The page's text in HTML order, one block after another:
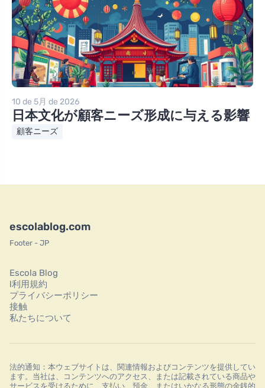
10 de 5月 de 2026
日本文化が顧客ニーズ形成に与える影響
顧客ニーズ
escolablog.com
Footer - JP
Escola Blog
l利用規約
プライバシーポリシー
接触
私たちについて
法的通知：本ウェブサイトは、関連情報およびコンテンツを提供してい
ます。当社は、コンテンツへのアクセス、または記載されている商品や
サービスを受けるために、支払い、預金、またはいかなる形態の金銭的